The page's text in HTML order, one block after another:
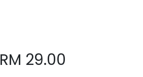
RM 29.00